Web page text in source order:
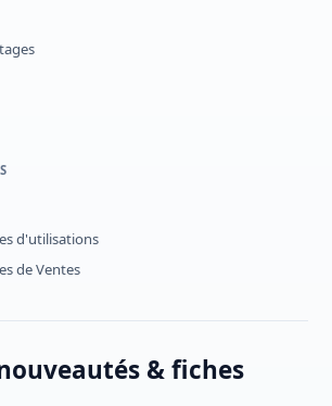
d'utilisations
de Ventes
& fiches